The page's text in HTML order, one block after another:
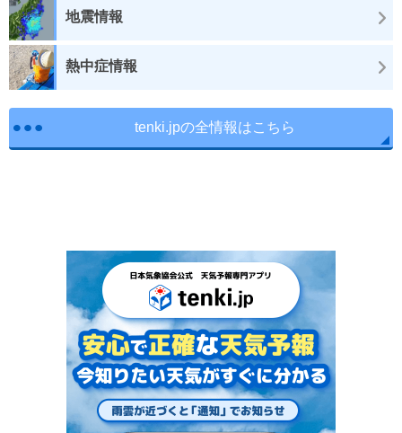
地震情報
熱中症情報
tenki.jpの全情報はこちら